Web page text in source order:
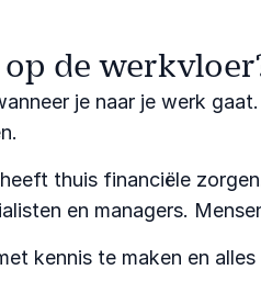
de
je naar je werk
thuis financiële
en managers.
kennis te maken en